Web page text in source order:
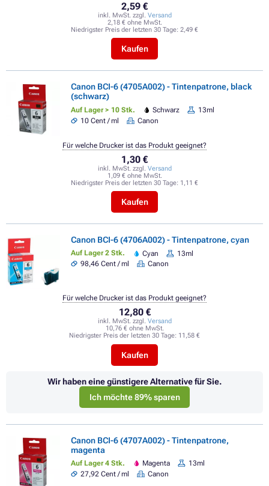
2,59 €
inkl. MwSt. zzgl. Versand
2,18 € ohne MwSt.
Niedrigster Preis der letzten 30 Tage: 2,49 €
Kaufen
Canon BCI-6 (4705A002) - Tintenpatrone, black
(schwarz)
Auf Lager > 10 Stk. Schwarz
13ml
10 Cent / ml
Canon
1,30 €
inkl. MwSt. zzgl. Versand
1,09 € ohne MwSt.
Niedrigster Preis der letzten 30 Tage: 1,11 €
Kaufen
Für welche Drucker ist das Produkt geeignet?
Canon BCI-6 (4706A002) - Tintenpatrone, cyan
Auf Lager 2 Stk. Cyan
13ml
98,46 Cent / ml
Canon
12,80 €
inkl. MwSt. zzgl. Versand
10,76 € ohne MwSt.
Niedrigster Preis der letzten 30 Tage: 11,58 €
Kaufen
Für welche Drucker ist das Produkt geeignet?
Wir haben eine günstigere Alternative für Sie.
Ich möchte 89% sparen
Canon BCI-6 (4707A002) - Tintenpatrone,
magenta
Auf Lager 4 Stk. Magenta
13ml
27,92 Cent / ml
Canon